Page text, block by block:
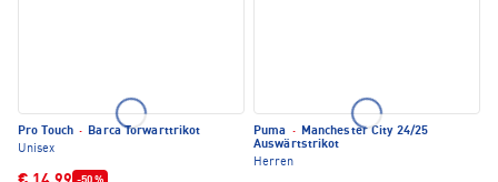
Pro Touch · Barca Torwarttrikot
Unisex
-50 %
Puma · Manchester City 24/25
Auswärtstrikot
Herren